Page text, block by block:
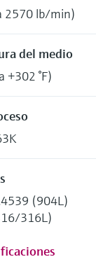
2570 lb/min)
del medio
+302 °F)
(904L)
316L)